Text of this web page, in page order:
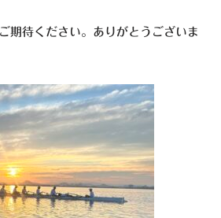
期待ください。ありがとうございま